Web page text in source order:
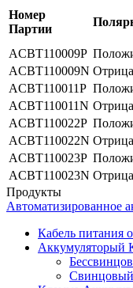
Номер
Партии
ACBT110009P
ACBT110009N
ACBT110011P
ACBT110011N
ACBT110022P
ACBT110022N
ACBT110023P
ACBT110023N
Продукты
Автоматизированное
Кабель питания
Аккумуляторый